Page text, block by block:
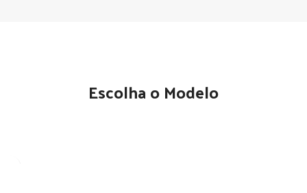
Escolha o Modelo